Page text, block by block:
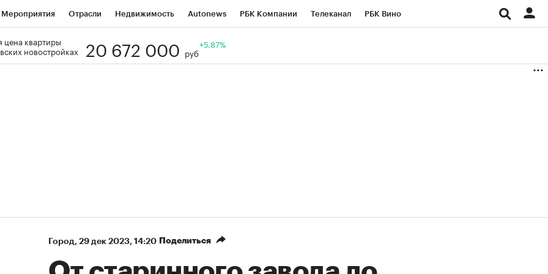
Мероприятия Отрасли Недвижимость Autonews РБК Компании Телеканал РБК Вино
Визионеры
цена квартиры
новостройках
20 672 000 руб
+5.87%
Город⁠, 29 дек 2023, 14:20 Поделиться